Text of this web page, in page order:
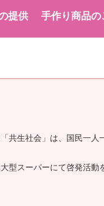
提供 手作り商品の
生社会」は、国民一
スーパーにて啓発活動